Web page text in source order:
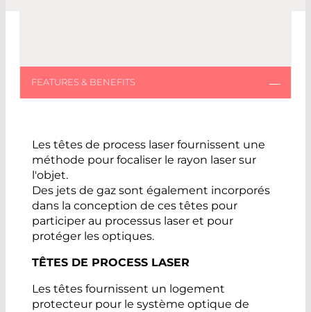
Les têtes de process laser fournissent une
méthode pour focaliser le rayon laser sur
l'objet.
Des jets de gaz sont également incorporés
dans la conception de ces têtes pour
participer au processus laser et pour
protéger les optiques.
TÊTES DE PROCESS LASER
Les têtes fournissent un logement
protecteur pour le système optique de